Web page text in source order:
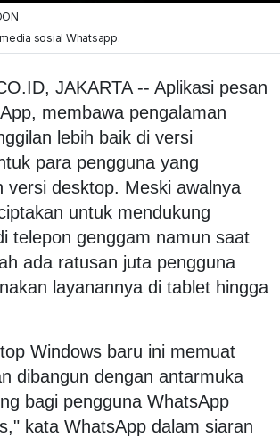
sosial Whatsapp.
JAKARTA -- Aplikasi pesan
membawa pengalaman
lebih baik di versi
para pengguna yang
versi desktop. Meski awalnya
untuk mendukung
telepon genggam namun saat
ada ratusan juta pengguna
layanannya di tablet hingga
Windows baru ini memuat
dibangun dengan antarmuka
bagi pengguna WhatsApp
kata WhatsApp dalam siaran